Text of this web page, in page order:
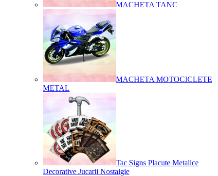
MACHETA TANC
MACHETA MOTOCICLETE
METAL
Tac Signs Placute Metalice
Decorative Jucarii Nostalgie